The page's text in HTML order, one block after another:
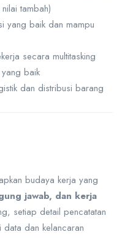
tambah)
yang baik dan mampu
secara multitasking
baik
dan distribusi barang
budaya kerja yang
jawab, dan kerja
setiap detail pencatatan
data dan kelancaran